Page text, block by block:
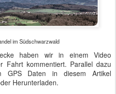
im Südschwarzwald
haben wir in einem Video
Fahrt kommentiert. Parallel dazu
GPS Daten in diesem Artikel
Herunterladen.